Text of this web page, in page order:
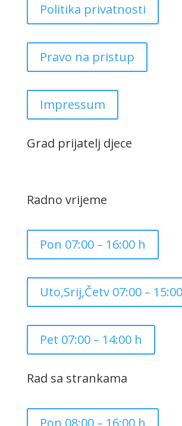
Politika privatnosti
Pravo na pristup
Impressum
Grad prijatelj djece
Radno vrijeme
Pon 07:00 – 16:00 h
Uto,Srij,Četv 07:00 –
Pet 07:00 – 14:00 h
Rad sa strankama
Pon 08:00 – 16:00 h